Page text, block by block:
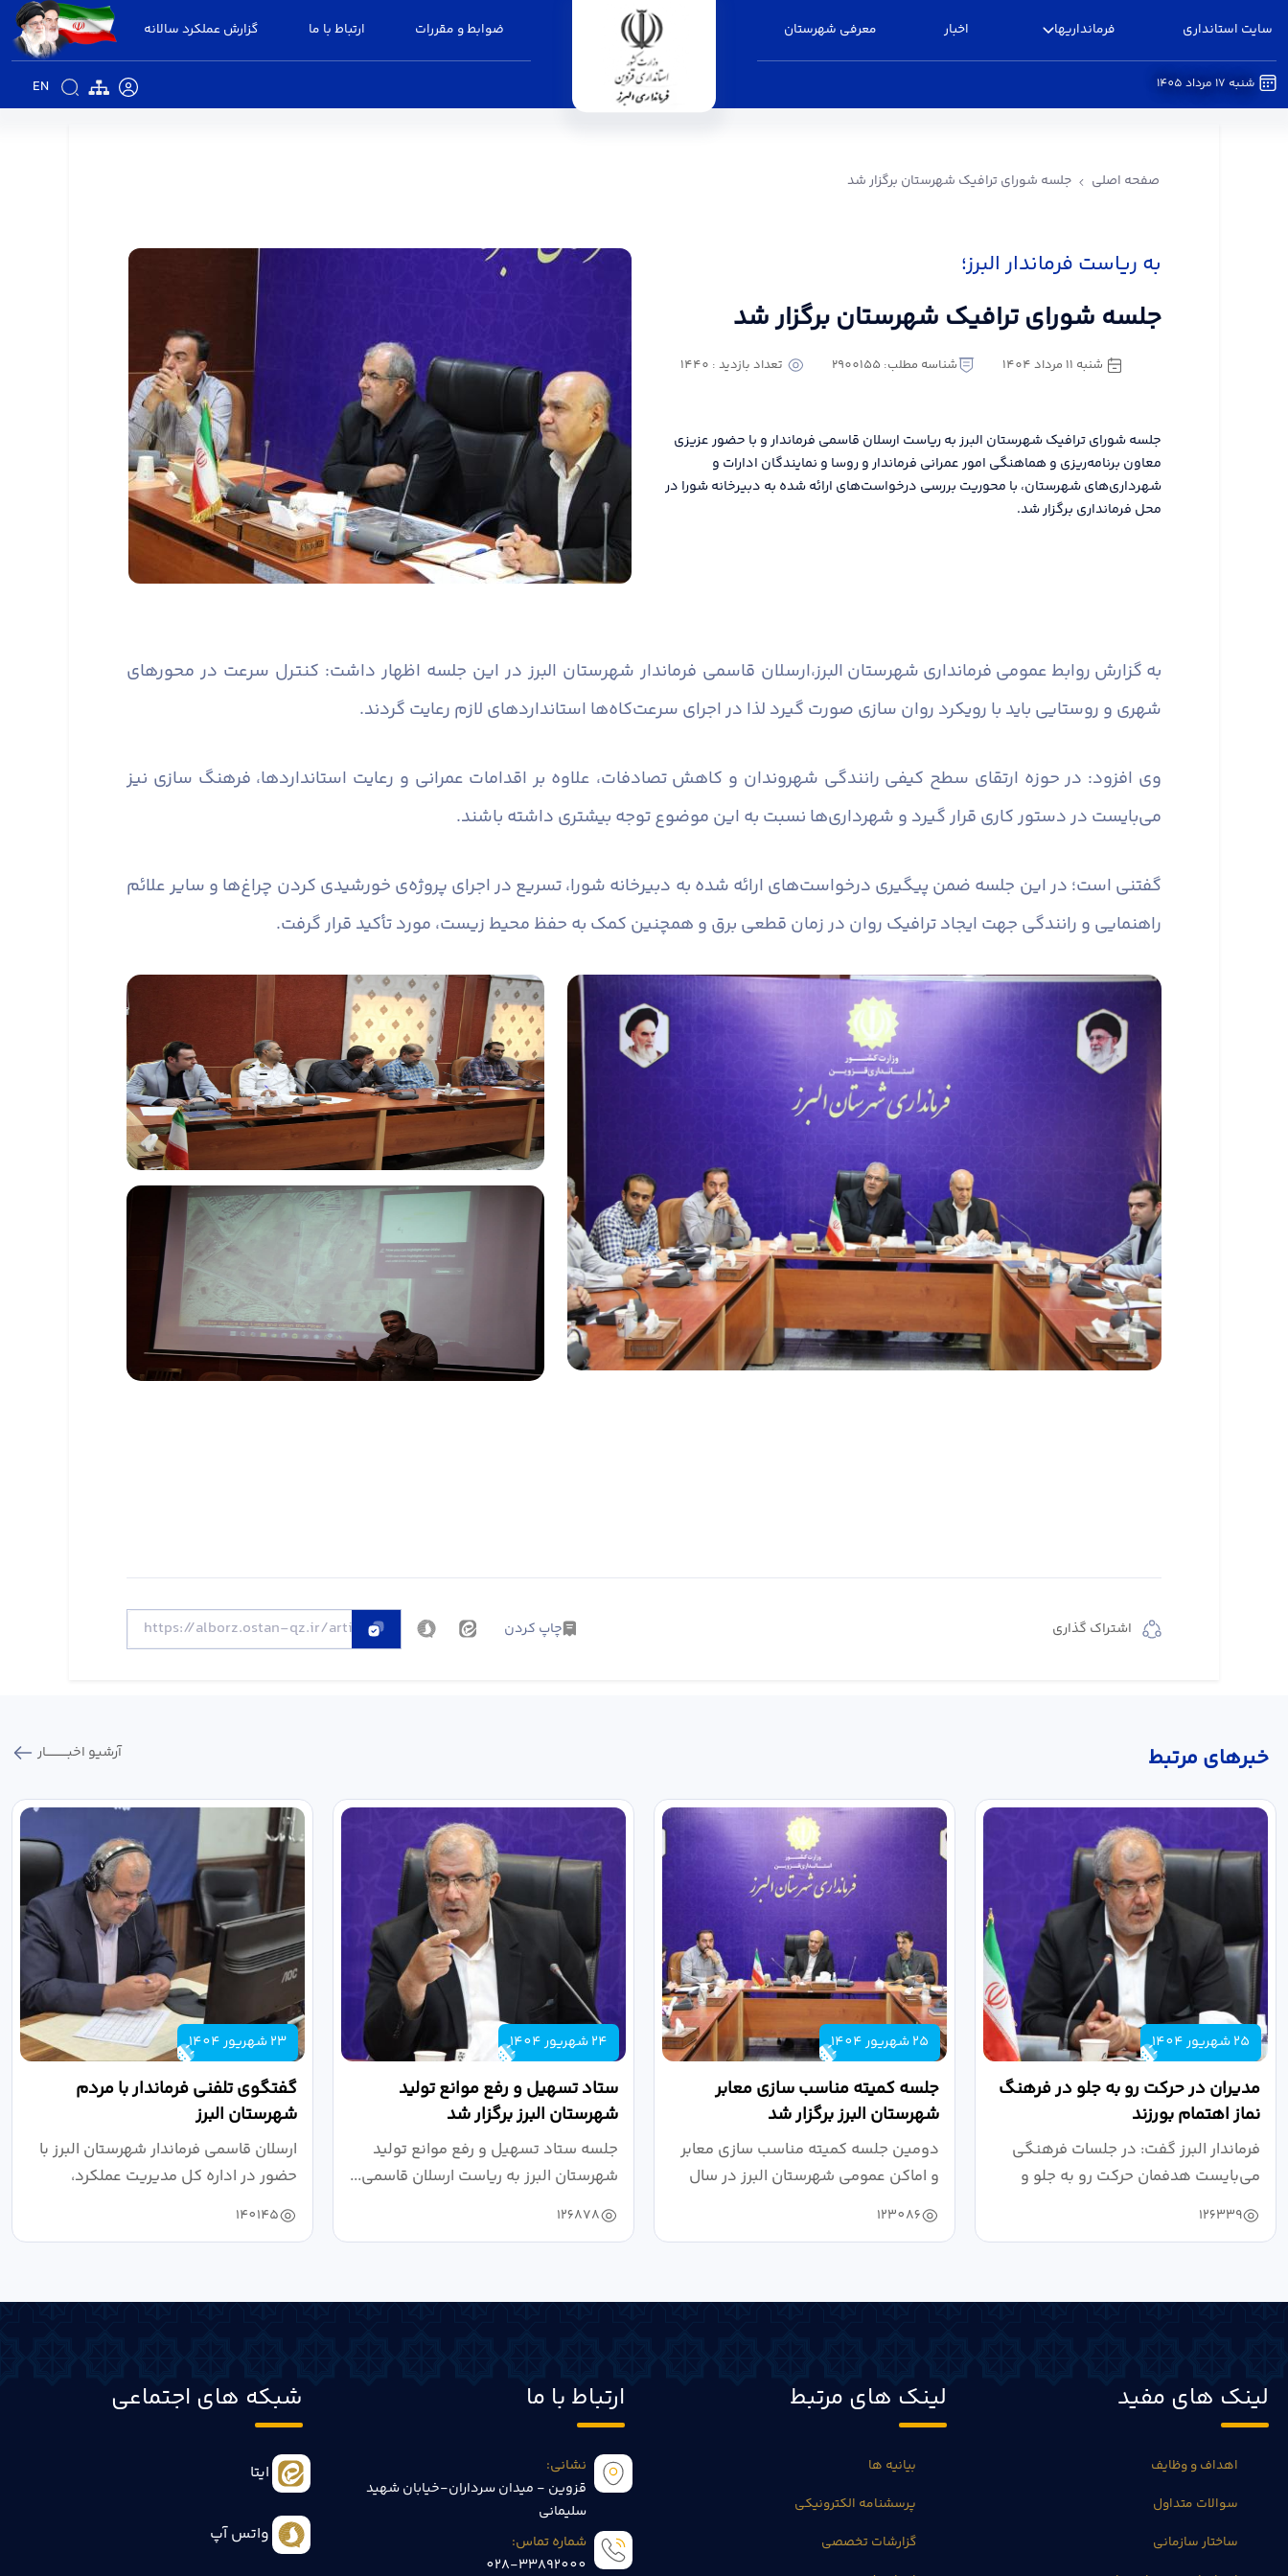
سایت استانداری فرمانداریها اخبار معرفی شهرستان ضوابط و مقررات ارتباط با ما گزارش عملکرد سالانه
EN شنبه 17 مرداد 1405
صفحه اصلی جلسه شورای ترافیک شهرستان برگزار شد
به ریاست فرماندار البرز؛
جلسه شورای ترافیک شهرستان برگزار شد
شنبه 11 مرداد 1404 شناسه مطلب: 2900155 تعداد بازدید : 1440
جلسه شورای ترافیک شهرستان البرز به ریاست ارسلان قاسمی فرماندار و با حضور عزیزی
معاون برنامه‌ریزی و هماهنگی امور عمرانی فرماندار و روسا و نمایندگان ادارات و
شهرداری‌های شهرستان، با محوریت بررسی درخواست‌های ارائه شده به دبیرخانه شورا در
محل فرمانداری برگزار شد.
به گزارش روابط عمومی فرمانداری شهرستان البرز،ارسلان قاسمی فرماندار شهرستان البرز در این جلسه اظهار داشت: کنترل سرعت در محورهای
شهری و روستایی باید با رویکرد روان سازی صورت گیرد لذا در اجرای سرعت‌کاه‌ها استانداردهای لازم رعایت گردند.
وی افزود: در حوزه ارتقای سطح کیفی رانندگی شهروندان و کاهش تصادفات، علاوه بر اقدامات عمرانی و رعایت استانداردها، فرهنگ سازی نیز
می‌بایست در دستور کاری قرار گیرد و شهرداری‌ها نسبت به این موضوع توجه بیشتری داشته باشند.
گفتنی است؛ در این جلسه ضمن پیگیری درخواست‌های ارائه شده به دبیرخانه شورا، تسریع در اجرای پروژه‌ی خورشیدی کردن چراغ‌ها و سایر علائم
راهنمایی و رانندگی جهت ایجاد ترافیک روان در زمان قطعی برق و همچنین کمک به حفظ محیط زیست، مورد تأکید قرار گرفت.
اشتراک گذاری چاپ کردن
خبر‌های مرتبط آرشیو اخبـــــــــــار
25 شهریور 1404
مدیران در حرکت رو به جلو در فرهنگ
نماز اهتمام بورزند
فرماندار البرز گفت: در جلسات فرهنگی
می‌بایست هدفمان حرکت رو به جلو و
دستیابی...
126339
25 شهریور 1404
جلسه کمیته مناسب سازی معابر
شهرستان البرز برگزار شد
دومین جلسه کمیته مناسب سازی معابر
و اماکن عمومی شهرستان البرز در سال
۱۴۰۴ به...
123086
24 شهریور 1404
ستاد تسهیل و رفع موانع تولید
شهرستان البرز برگزار شد
جلسه ستاد تسهیل و رفع موانع تولید
شهرستان البرز به ریاست ارسلان قاسمی...
126878
23 شهریور 1404
گفتگوی تلفنی فرماندار با مردم
شهرستان البرز
ارسلان قاسمی فرماندار شهرستان البرز با
حضور در اداره کل مدیریت عملکرد،
بازرسی...
140145
لینک های مفید
اهداف و وظایف
سوالات متداول
ساختار سازمانی
لینک های مرتبط
بیانیه ها
پرسشنامه الکترونیکی
گزارشات تخصصی
ارتباط با ما
نشانی:
قزوین - میدان سرداران-خیابان شهید
سلیمانی
شماره تماس:
028-33892000
شبکه های اجتماعی
ایتا
واتس آپ